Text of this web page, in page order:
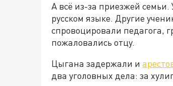
А всё из-за приезжей
русском языке. Другие
спровоцировали педагога,
пожаловались отцу.
Цыгана задержали и
два уголовных дела: за